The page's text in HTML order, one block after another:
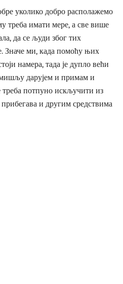
уколико добро располажемо
треба имати мере, а све више
да се људи због тих
Значе ми, када помоћу њих
намера, тада је дупло већи
дарујем и примам и
потпуно искључити из
и другим средствима